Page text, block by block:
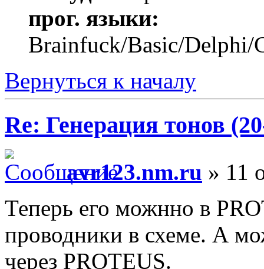
прог. языки:
Brainfuck/Basic/Delphi/
Вернуться к началу
Re: Генерация тонов
avr123.nm.ru » 11
Теперь его можнно в
проводники в схеме. А
через PROTEUS.